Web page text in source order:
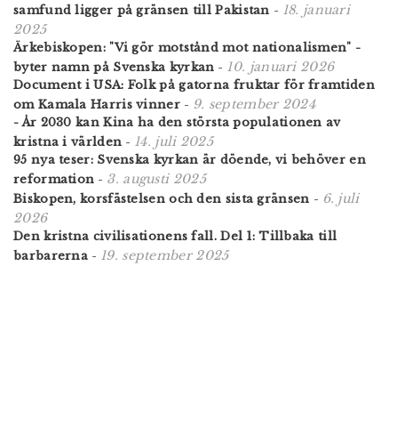
samfund ligger på gränsen till Pakistan - 18. januari
2025
Ärkebiskopen: "Vi gör motstånd mot nationalismen" -
byter namn på Svenska kyrkan - 10. januari 2026
Document i USA: Folk på gatorna fruktar för framtiden
om Kamala Harris vinner- 9. september 2024
- År 2030 kan Kina ha den största populationen av
kristna i världen - 14. juli 2025
95 nya teser: Svenska kyrkan är döende, vi behöver en
reformation - 3. augusti 2025
Biskopen, korsfästelsen och den sista gränsen - 6. juli
2026
Den kristna civilisationens fall. Del 1: Tillbaka till
barbarerna - 19. september 2025